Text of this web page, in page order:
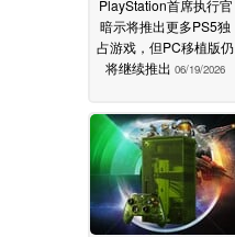
PlayStation首席执行官
暗示将推出更多PS5独
占游戏，但PC移植版仍
将继续推出 06/19/2026